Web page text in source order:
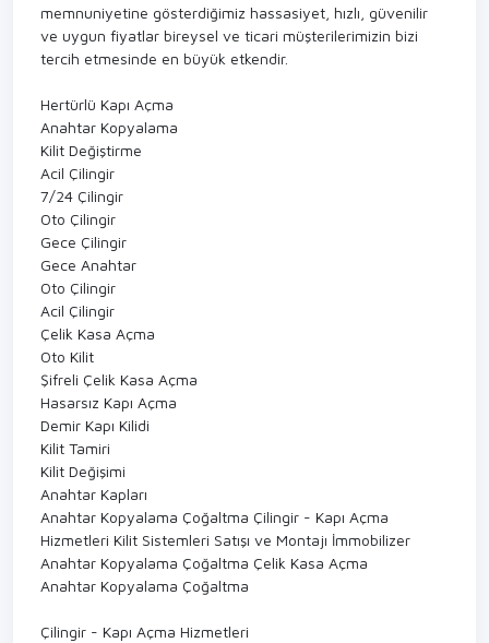
memnuniyetine gösterdiğimiz hassasiyet, hızlı, güvenilir
ve uygun fiyatlar bireysel ve ticari müşterilerimizin bizi
tercih etmesinde en büyük etkendir.
Hertürlü Kapı Açma
Anahtar Kopyalama
Kilit Değiştirme
Acil Çilingir
7/24 Çilingir
Oto Çilingir
Gece Çilingir
Gece Anahtar
Oto Çilingir
Acil Çilingir
Çelik Kasa Açma
Oto Kilit
Şifreli Çelik Kasa Açma
Hasarsız Kapı Açma
Demir Kapı Kilidi
Kilit Tamiri
Kilit Değişimi
Anahtar Kapları
Anahtar Kopyalama Çoğaltma Çilingir - Kapı Açma
Hizmetleri Kilit Sistemleri Satışı ve Montajı İmmobilizer
Anahtar Kopyalama Çoğaltma Çelik Kasa Açma
Anahtar Kopyalama Çoğaltma
Çilingir - Kapı Açma Hizmetleri